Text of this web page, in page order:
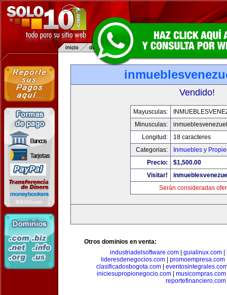
Vendido!
Mayusculas:
Minusculas:
Longitud:
18 caracteres
Categorias:
Inmuebles y
Precio:
$1,500.00
Visitar!
Serán consideradas
Otros dominios en venta:
industriadelsoftware.com| guialinux.com|
lideresdenegocios.com
promoempresa.com
clasificadosbogota.com
iniciesupropionegocio.com
musicompras.com
reportefinanciero.com